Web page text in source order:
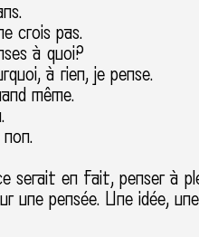
crois pas.
à quoi?
à rien, je pense.
même.
serait en fait, penser à
une pensée. Une idée,